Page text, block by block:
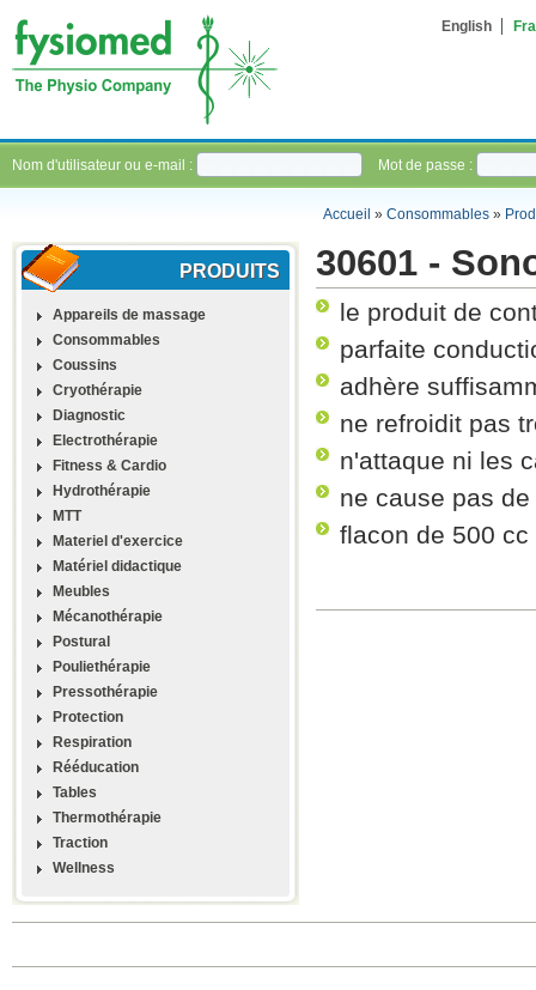
English
Nom d'utilisateur ou e-mail : Mot de passe :
Accueil » Consommables»
PRODUITS
Appareils de massage
Consommables
Coussins
Cryothérapie
Diagnostic
Electrothérapie
Fitness & Cardio
Hydrothérapie
MTT
Materiel d'exercice
Matériel didactique
Meubles
Mécanothérapie
Postural
Pouliethérapie
Pressothérapie
Protection
Respiration
Rééducation
Tables
Thermothérapie
Traction
Wellness
30601 -
le produit de
parfaite
adhère
ne refroidit pas
n'attaque ni les
ne cause pas
flacon de 500 cc